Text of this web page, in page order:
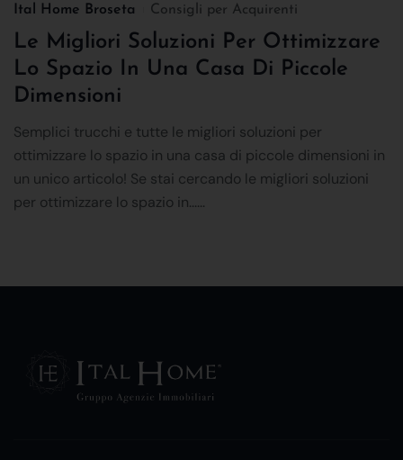
Ital Home Broseta Consigli per Acquirenti
Le Migliori Soluzioni Per Ottimizzare
Lo Spazio In Una Casa Di Piccole
Dimensioni
Semplici trucchi e tutte le migliori soluzioni per
ottimizzare lo spazio in una casa di piccole dimensioni in
un unico articolo! Se stai cercando le migliori soluzioni
per ottimizzare lo spazio in......